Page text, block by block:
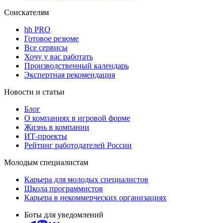
Соискателям
hh PRO
Готовое резюме
Все сервисы
Хочу у вас работать
Производственный календарь
Экспертная рекомендация
Новости и статьи
Блог
О компаниях в игровой форме
Жизнь в компании
ИТ-проекты
Рейтинг работодателей России
Молодым специалистам
Карьера для молодых специалистов
Школа программистов
Карьера в некоммерческих организациях
Боты для уведомлений